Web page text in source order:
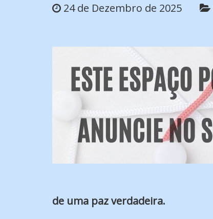
24 de Dezembro de 2025
de uma paz verdadeira.